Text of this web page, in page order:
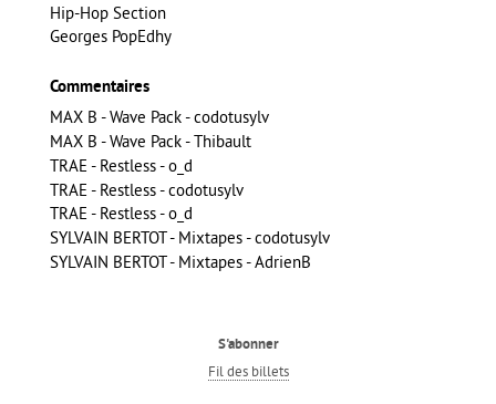
Hip-Hop Section
Georges PopEdhy
Commentaires
MAX B - Wave Pack - codotusylv
MAX B - Wave Pack - Thibault
TRAE - Restless - o_d
TRAE - Restless - codotusylv
TRAE - Restless - o_d
SYLVAIN BERTOT - Mixtapes - codotusylv
SYLVAIN BERTOT - Mixtapes - AdrienB
S'abonner
Fil des billets